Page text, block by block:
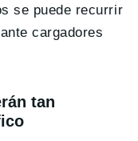
se puede recurrir
cargadores
tan